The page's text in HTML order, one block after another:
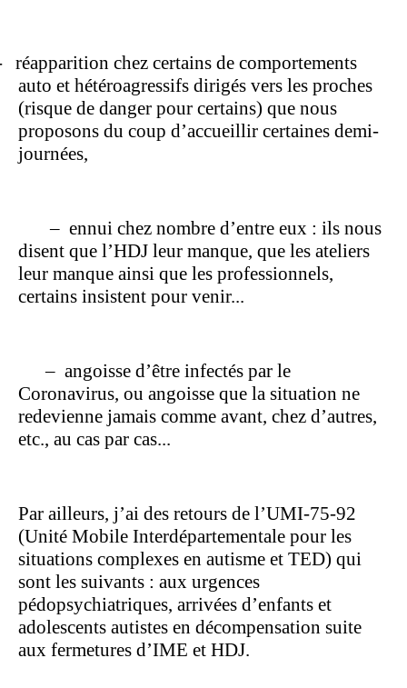
réapparition chez certains de comportements
auto et hétéroagressifs dirigés vers les proches
(risque de danger pour certains) que nous
proposons du coup d’accueillir certaines demi-
journées,
– ennui chez nombre d’entre eux : ils nous
disent que l’HDJ leur manque, que les ateliers
leur manque ainsi que les professionnels,
certains insistent pour venir...
– angoisse d’être infectés par le
Coronavirus, ou angoisse que la situation ne
redevienne jamais comme avant, chez d’autres,
etc., au cas par cas...
Par ailleurs, j’ai des retours de l’UMI-75-92
(Unité Mobile Interdépartementale pour les
situations complexes en autisme et TED) qui
sont les suivants : aux urgences
pédopsychiatriques, arrivées d’enfants et
adolescents autistes en décompensation suite
aux fermetures d’IME et HDJ.